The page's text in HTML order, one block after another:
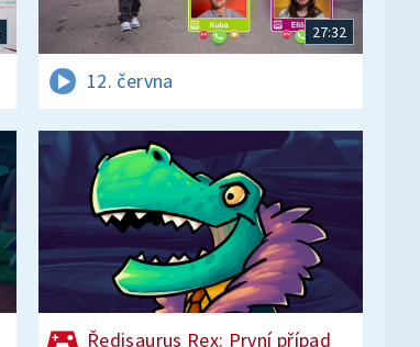
27:32
12. června
Ředisaurus Rex: První případ